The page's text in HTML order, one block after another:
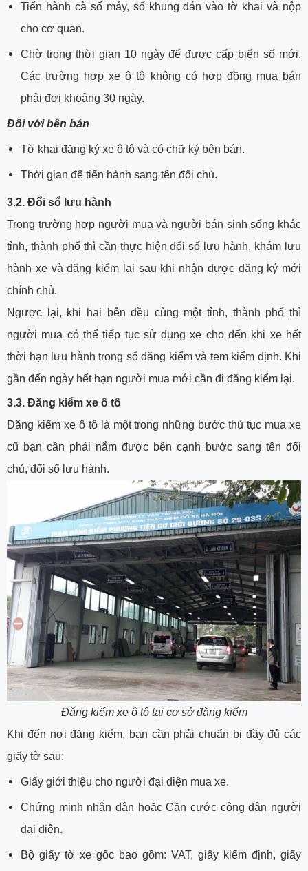
Tiến hành cà số máy, số khung dán vào tờ khai và nộp
cho cơ quan.
Chờ trong thời gian 10 ngày để được cấp biển số mới.
Các trường hợp xe ô tô không có hợp đồng mua bán
phải đợi khoảng 30 ngày.
Đối với bên bán
Tờ khai đăng ký xe ô tô và có chữ ký bên bán.
Thời gian để tiến hành sang tên đổi chủ.
3.2. Đổi sổ lưu hành
Trong trường hợp người mua và người bán sinh sống khác
tỉnh, thành phố thì cần thực hiện đổi số lưu hành, khám lưu
hành xe và đăng kiểm lại sau khi nhận được đăng ký mới
chính chủ.
Ngược lại, khi hai bên đều cùng một tỉnh, thành phố thì
người mua có thể tiếp tục sử dụng xe cho đến khi xe hết
thời hạn lưu hành trong sổ đăng kiểm và tem kiểm định. Khi
gần đến ngày hết hạn người mua mới cần đi đăng kiểm lại.
3.3. Đăng kiểm xe ô tô
Đăng kiểm xe ô tô là một trong những bước thủ tục mua xe
cũ bạn cần phải nắm được bên cạnh bước sang tên đổi
chủ, đổi sổ lưu hành.
Đăng kiểm xe ô tô tại cơ sở đăng kiểm
Khi đến nơi đăng kiểm, bạn cần phải chuẩn bị đầy đủ các
giấy tờ sau:
Giấy giới thiệu cho người đại diện mua xe.
Chứng minh nhân dân hoặc Căn cước công dân người
đại diện.
Bộ giấy tờ xe gốc bao gồm: VAT, giấy kiểm định, giấy